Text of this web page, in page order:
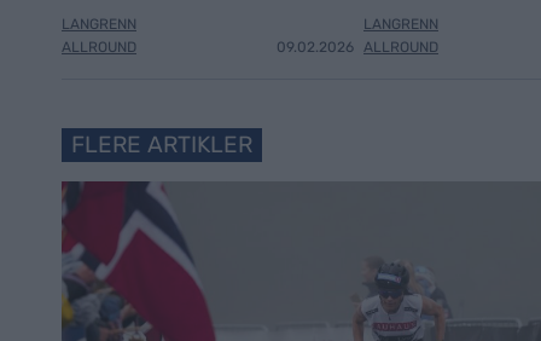
LANGRENN
ALLROUND
09.02.2026
LANGRENN
ALLROUND
FLERE ARTIKLER